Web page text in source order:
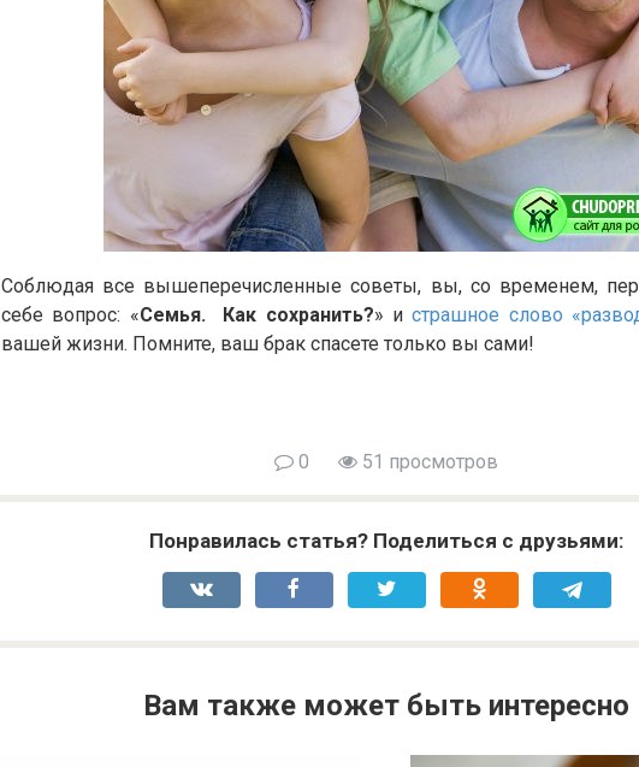
Соблюдая все вышеперечисленные советы, вы, со временем,
себе вопрос: «Семья. Как сохранить?» истрашное слово
вашей жизни. Помните, ваш брак спасете только вы сами!
0 51 просмотров
Понравилась статья? Поделиться с друзьями:
Вам также может быть интересно